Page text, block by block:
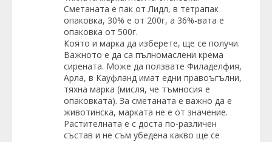
Сметаната е пак от Лидл, в тетрапак
опаковка, 30% е от 200г, а 36%-вата е
опаковка от 500г.
Която и марка да изберете, ще се получи.
Важното е да са пълномаслени крема
сирената. Може да ползвате Филаделфия,
Арла, в Кауфланд имат едни правоъгълни,
тяхна марка (мисля, че тъмносия е
опаковката). За сметаната е важно да е
животинска, марката не е от значение.
Растителната е с доста по-различен
състав и не съм убедена какво ще се